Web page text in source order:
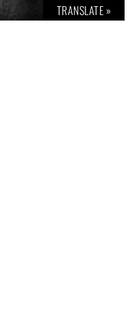
TRANSLATE »